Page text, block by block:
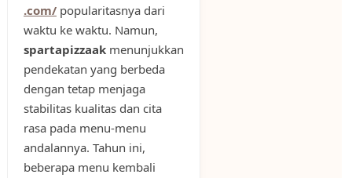
.com/popularitasnya dari
waktu ke waktu. Namun,
spartapizzaakmenunjukkan
pendekatan yang berbeda
dengan tetap menjaga
stabilitas kualitas dan cita
rasa pada menu-menu
andalannya. Tahun ini,
beberapa menu kembali